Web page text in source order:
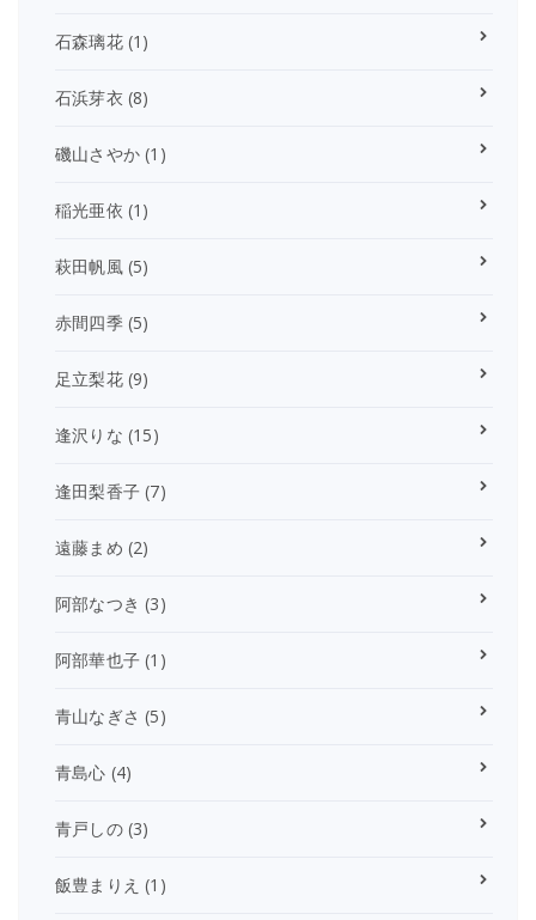
石森璃花(1)
石浜芽衣 (8)
磯山さやか (1)
稲光亜依 (1)
萩田帆風(5)
赤間四季(5)
足立梨花(9)
逢沢りな (15)
逢田梨香子 (7)
遠藤まめ (2)
阿部なつき (3)
阿部華也子 (1)
青山なぎさ (5)
青島心 (4)
青戸しの(3)
飯豊まりえ (1)